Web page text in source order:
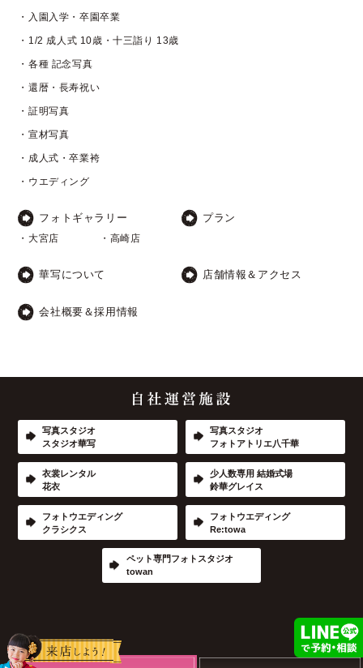
・入園入学・卒園卒業
・1/2 成人式 10歳・十三詣り 13歳
・各種 記念写真
・還暦・長寿祝い
・証明写真
・宣材写真
・成人式・卒業袴
・ウエディング
フォトギャラリー
・大宮店 ・高崎店
プラン
華写について 店舗情報＆アクセス
会社概要＆採用情報
写真スタジオ
スタジオ華写
写真スタジオ
フォトアトリエ八千華
衣裳レンタル
花衣
少人数専用 結婚式場
鈴華グレイス
フォトウエディング
クラシクス
フォトウエディング
Re:towa
ペット専門フォトスタジオ
towan